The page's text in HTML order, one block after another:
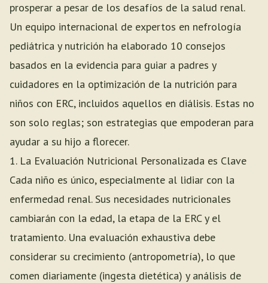
prosperar a pesar de los desafíos de la salud renal.
Un equipo internacional de expertos en nefrología
pediátrica y nutrición ha elaborado 10 consejos
basados en la evidencia para guiar a padres y
cuidadores en la optimización de la nutrición para
niños con ERC, incluidos aquellos en diálisis. Estas no
son solo reglas; son estrategias que empoderan para
ayudar a su hijo a florecer.
1. La Evaluación Nutricional Personalizada es Clave
Cada niño es único, especialmente al lidiar con la
enfermedad renal. Sus necesidades nutricionales
cambiarán con la edad, la etapa de la ERC y el
tratamiento. Una evaluación exhaustiva debe
considerar su crecimiento (antropometría), lo que
comen diariamente (ingesta dietética) y análisis de